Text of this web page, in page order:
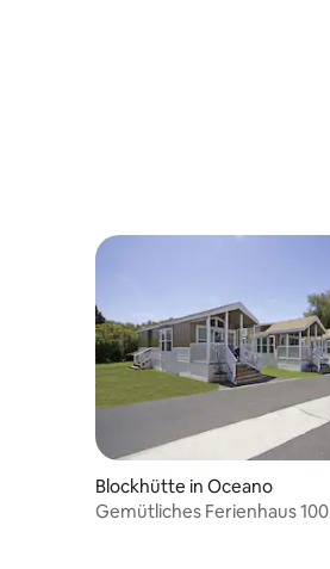
Blockhütte in Oceano
Gemütliches Ferienhaus 100